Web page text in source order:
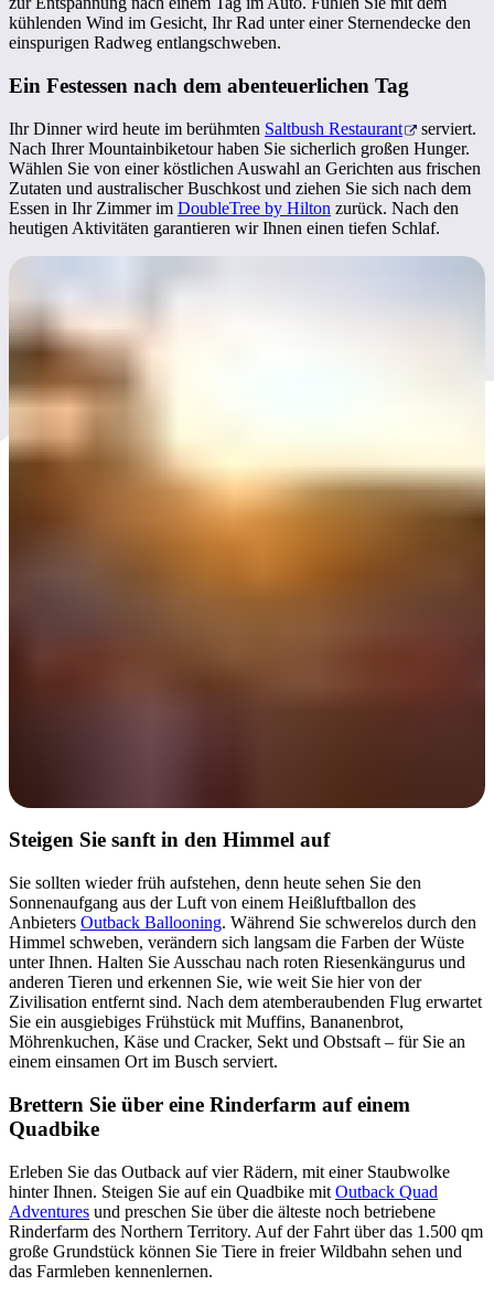
kühlenden Wind im Gesicht, Ihr Rad unter einer Sternendecke den
einspurigen Radweg entlangschweben.
Ein Festessen nach dem abenteuerlichen Tag
Ihr Dinner wird heute im berühmten Saltbush Restaurant
serviert.
Nach Ihrer Mountainbiketour haben Sie sicherlich großen Hunger.
Wählen Sie von einer köstlichen Auswahl an Gerichten aus frischen
Zutaten und australischer Buschkost und ziehen Sie sich nach dem
Essen in Ihr Zimmer im DoubleTree by Hilton zurück. Nach den
heutigen Aktivitäten garantieren wir Ihnen einen tiefen Schlaf.
Tag 4
Steigen Sie sanft in den Himmel auf
Sie sollten wieder früh aufstehen, denn heute sehen Sie den
Sonnenaufgang aus der Luft von einem Heißluftballon des
Anbieters Outback Ballooning. Während Sie schwerelos durch den
Himmel schweben, verändern sich langsam die Farben der Wüste
unter Ihnen. Halten Sie Ausschau nach roten Riesenkängurus und
anderen Tieren und erkennen Sie, wie weit Sie hier von der
Zivilisation entfernt sind. Nach dem atemberaubenden Flug erwartet
Sie ein ausgiebiges Frühstück mit Muffins, Bananenbrot,
Möhrenkuchen, Käse und Cracker, Sekt und Obstsaft – für Sie an
einem einsamen Ort im Busch serviert.
Brettern Sie über eine Rinderfarm auf einem
Quadbike
Erleben Sie das Outback auf vier Rädern, mit einer Staubwolke
hinter Ihnen. Steigen Sie auf ein Quadbike mit Outback Quad
Adventures und preschen Sie über die älteste noch betriebene
Rinderfarm des Northern Territory. Auf der Fahrt über das 1.500 qm
große Grundstück können Sie Tiere in freier Wildbahn sehen und
das Farmleben kennenlernen.